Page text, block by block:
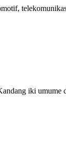
iki umume